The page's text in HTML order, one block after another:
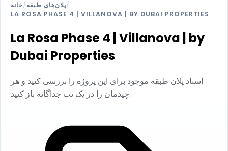
خانه/پلان‌های طبقه/
LA ROSA PHASE 4 | VILLANOVA | BY DUBAI PROPERTIES
La Rosa Phase 4 | Villanova | by
Dubai Properties
اسناد پلان طبقه موجود برای این پروژه را بررسی کنید و هر
چیدمان را در یک تب جداگانه باز کنید.